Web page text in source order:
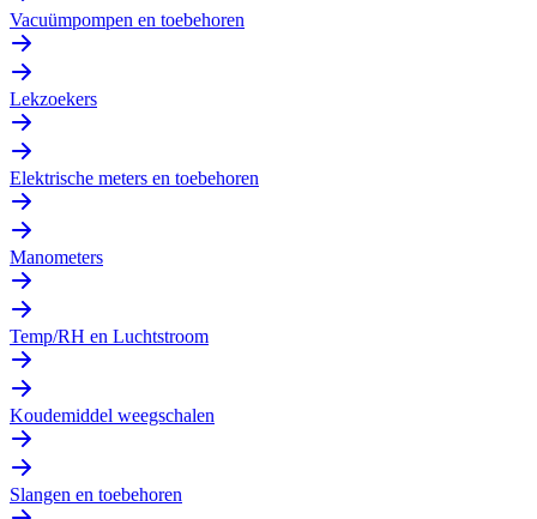
Vacuümpompen en toebehoren
Lekzoekers
Elektrische meters en toebehoren
Manometers
Temp/RH en Luchtstroom
Koudemiddel weegschalen
Slangen en toebehoren